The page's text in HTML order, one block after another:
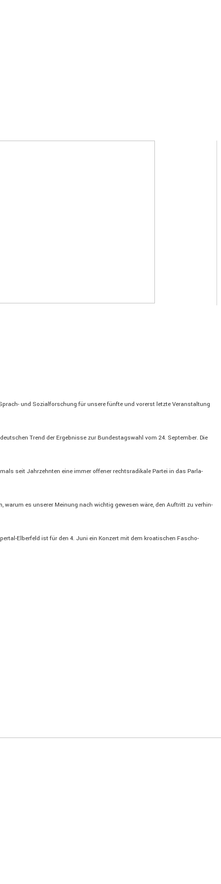
und Sozial­for­schung für unsere fünfte und vorerst letzte Veran­stal­tung
Trend der Ergeb­nisse zur Bundes­tags­wahl vom 24. September. Die
seit Jahrzehnten eine immer offener rechts­ra­di­kale Partei in das Parla­
es unserer Meinung nach wichtig gewesen wäre, den Auftritt zu verhin­
Elber­­feld ist für den 4. Juni ein Konzert mit dem kroati­schen Fascho-